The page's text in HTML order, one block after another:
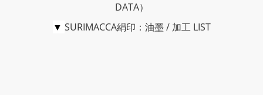
DATA）
▼ SURIMACCA絹印：油墨 / 加工 LIST